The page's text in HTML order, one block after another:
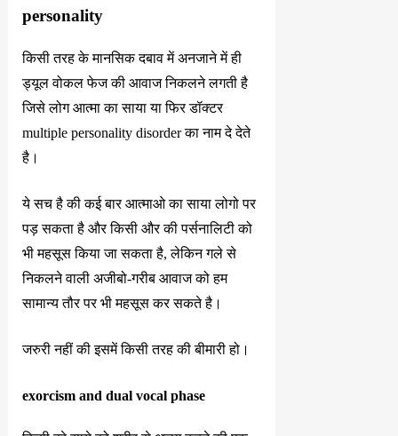
personality
किसी तरह के मानसिक दबाव में अनजाने में ही
ड्यूल वोकल फेज की आवाज निकलने लगती है
जिसे लोग आत्मा का साया या फिर डॉक्टर
multiple personality disorder का नाम दे देते
है।
ये सच है की कई बार आत्माओ का साया लोगो पर
पड़ सकता है और किसी और की पर्सनालिटी को
भी महसूस किया जा सकता है, लेकिन गले से
निकलने वाली अजीबो-गरीब आवाज को हम
सामान्य तौर पर भी महसूस कर सकते है।
जरुरी नहीं की इसमें किसी तरह की बीमारी हो।
exorcism and dual vocal phase